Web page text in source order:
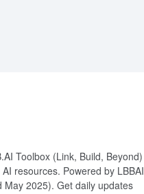
Toolbox (Link, Build, Beyond)
resources. Powered by LBBAI
2025). Get daily updates